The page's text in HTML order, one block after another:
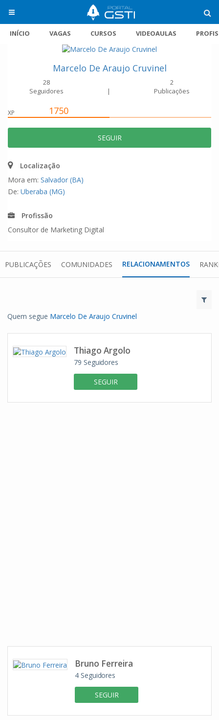
INÍCIO VAGAS CURSOS VIDEOAULAS
Marcelo De Araujo Cruvinel
28
Seguidores
|
2
Publicações
XP 1750
SEGUIR
Localização
Mora em: Salvador (BA)
De: Uberaba (MG)
Profissão
Consultor de Marketing Digital
PUBLICAÇÕES COMUNIDADES RELACIONAMENTOS
Quem segue Marcelo De Araujo Cruvinel
Thiago Argolo
79 Seguidores
SEGUIR
Bruno Ferreira
4Seguidores
SEGUIR